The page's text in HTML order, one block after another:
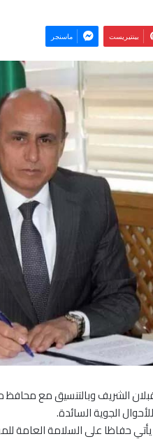
بينتيريست ماسنجر
الشريف وبالتنسيق مع محافظ
الجوية السائدة.
حفاظا على السلامة العامة